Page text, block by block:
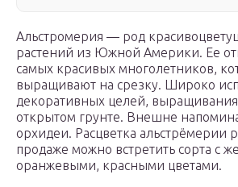
Альстромерия — род
растений из Южной Америки. Ее
самых красивых многолетников,
выращивают на срезку. Широко
декоративных целей,
открытом грунте. Внешне
орхидеи. Расцветка альстрёмерии
продаже можно встретить сорта с
оранжевыми, красными цветами.